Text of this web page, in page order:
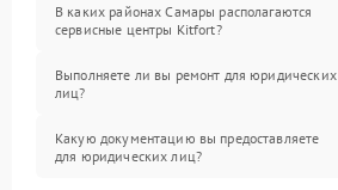
В каких районах Самары располагаются
сервисные центры Kitfort?
Выполняете ли вы ремонт для юридических
лиц?
Какую документацию вы предоставляете
для юридических лиц?